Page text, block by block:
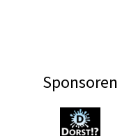
Sponsoren